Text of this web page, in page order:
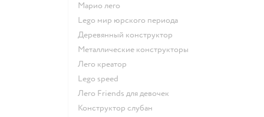
Марио лего
Lego мир юрского периода
Деревянный конструктор
Металлические конструкторы
Лего креатор
Lego speed
Лего Friends для девочек
Конструктор слубан